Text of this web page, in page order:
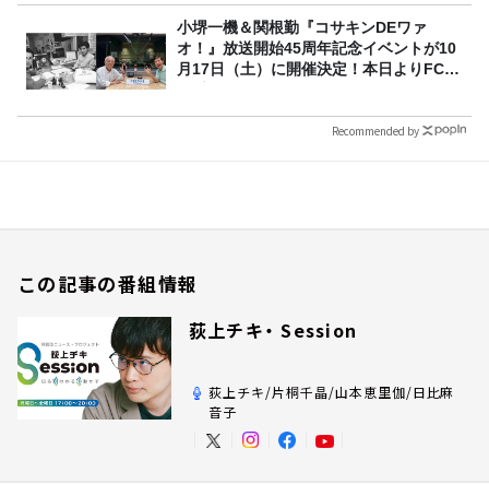
小堺一機＆関根勤『コサキンDEワァ
オ！』放送開始45周年記念イベントが10
月17日（土）に開催決定！本日よりFC先
Recommended by
この記事の番組情報
荻上チキ・ Session
荻上チキ/片桐千晶/山本恵里伽/日比麻
音子